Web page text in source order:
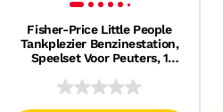
Fisher-Price Little People
Tankplezier Benzinestation,
Speelset Voor Peuters, 1